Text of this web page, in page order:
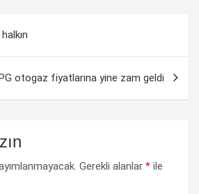
otogaz fiyatlarına yine zam geldi
Gerekli alanlar * ile